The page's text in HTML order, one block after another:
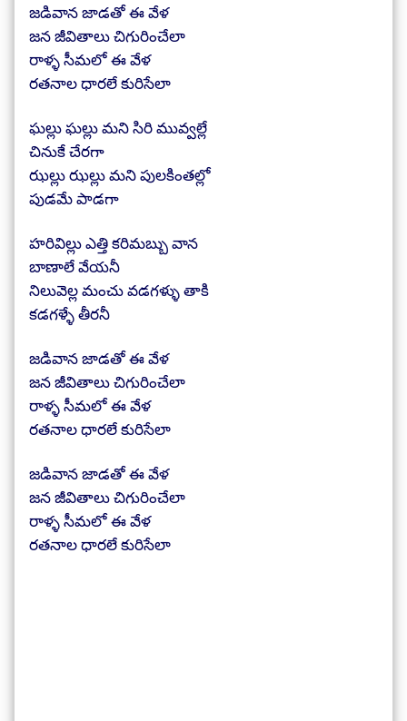
జడివాన జాడతో ఈ వేళ
జన జీవితాలు చిగురించేలా
రాళ్ళ సీమలో ఈ వేళ
రతనాల ధారలే కురిసేలా
ఘల్లు ఘల్లు మని సిరి మువ్వల్లే
చినుకే చేరగా
ఝల్లు ఝల్లు మని పులకింతల్లో
పుడమే పాడగా
హరివిల్లు ఎత్తి కరిమబ్బు వాన
బాణాలే వేయనీ
నిలువెల్ల మంచు వడగళ్ళు తాకి
కడగళ్ళే తీరనీ
జడివాన జాడతో ఈ వేళ
జన జీవితాలు చిగురించేలా
రాళ్ళ సీమలో ఈ వేళ
రతనాల ధారలే కురిసేలా
జడివాన జాడతో ఈ వేళ
జన జీవితాలు చిగురించేలా
రాళ్ళ సీమలో ఈ వేళ
రతనాల ధారలే కురిసేలా